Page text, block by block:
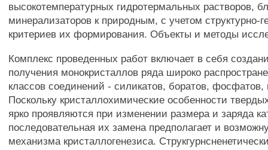
высокотемпературных гидротермальных растворов,
минерализаторов к природным, с учетом структурно-
критериев их формирования. Объекты и методы
Комплекс проведенных работ включает в себя
получения монокристаллов ряда широко
классов соединений - силикатов, боратов, фосфатов,
Поскольку кристаллохимические особенности
ярко проявляются при изменении размера и заряда
последовательная их замена предполагает и
механизма кристаллогенезиса.